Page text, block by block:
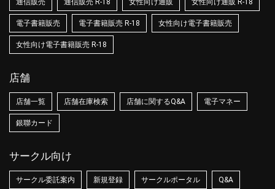
通信販売 通信販売 R-18 女性向け通販 女性向け通販 R-18
電子書籍販売 電子書籍販売 R-18 女性向け電子書籍販売
女性向け電子書籍販売 R-18
店舗
店舗一覧 店舗在庫検索 店舗に関するQ&A 電子マネー
銀聯カード
サークル向け
サークル委託案内 新規登録 サークルポータル Q&A